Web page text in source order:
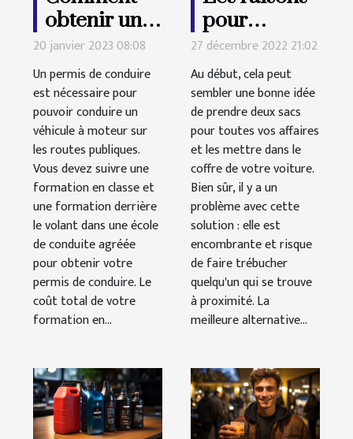
obtenir un
permis de
conduire
sans se
ruiner ?
20 janvier 2023 08:08
Un permis de conduire
est nécessaire pour
pouvoir conduire un
véhicule à moteur sur
les routes publiques.
Vous devez suivre une
formation en classe et
une formation derrière
le volant dans une école
de conduite agréée
pour obtenir votre
permis de conduire. Le
coût total de votre
formation en...
pour
lesquelles
vous devrez
acheter un
coffre de
toit
27 décembre 2022 21:02
Au début, cela peut
sembler une bonne idée
de prendre deux sacs
pour toutes vos affaires
et les mettre dans le
coffre de votre voiture.
Bien sûr, il y a un
problème avec cette
solution : elle est
encombrante et risque
de faire trébucher
quelqu'un qui se trouve
à proximité. La
meilleure alternative...